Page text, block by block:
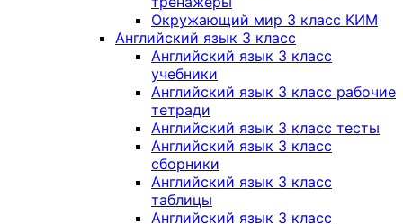
Окружающий мир 3 класс КИМ
Английский язык 3 класс
Английский язык 3 класс
учебники
Английский язык 3 класс рабочие
тетради
Английский язык 3 класс тесты
Английский язык 3 класс
сборники
Английский язык 3 класс
таблицы
Английский язык 3 класс